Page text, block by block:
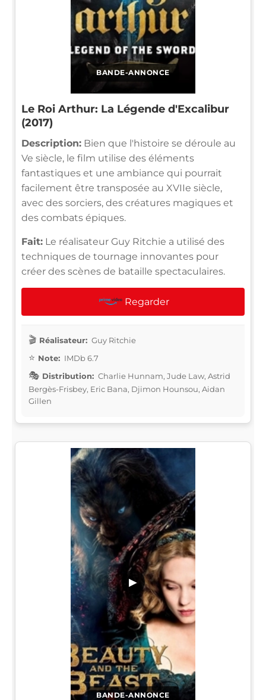
BANDE-ANNONCE
Le Roi Arthur: La Légende d'Excalibur
(2017)
Description: Bien que l'histoire se déroule au
Ve siècle, le film utilise des éléments
fantastiques et une ambiance qui pourrait
facilement être transposée au XVIIe siècle,
avec des sorciers, des créatures magiques et
des combats épiques.
Fait: Le réalisateur Guy Ritchie a utilisé des
techniques de tournage innovantes pour
créer des scènes de bataille spectaculaires.
Regarder
Réalisateur: Guy Ritchie
Note: IMDb 6.7
Distribution: Charlie Hunnam, Jude Law, Astrid
Bergès-Frisbey, Eric Bana, Djimon Hounsou, Aidan
Gillen
BANDE-ANNONCE
▶